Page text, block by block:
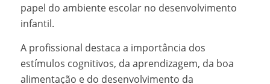
papel do ambiente escolar no desenvolvimento
infantil.
A profissional destaca a importância dos
estímulos cognitivos, da aprendizagem, da boa
alimentação e do desenvolvimento da